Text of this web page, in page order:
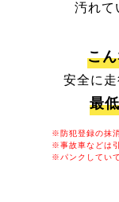
汚れて
こ
安全に
最
※防犯登録の抹
※事故車などは
※パンクしてい